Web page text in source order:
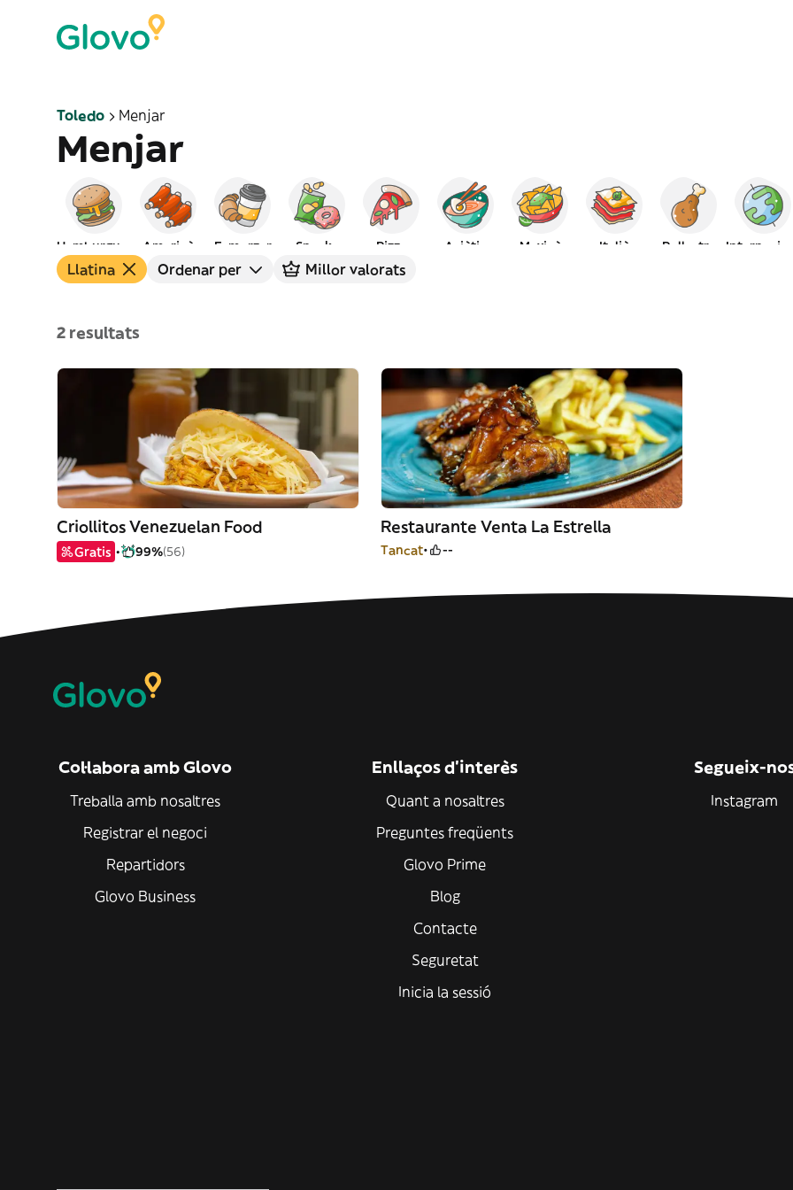
Toledo Menjar
Menjar
Americà Esmorzar Snacks Pizza Asiàtic Mexicà Italià Pollastre
Llatina Ordenar per Millor valorats
2 resultats
Criollitos Venezuelan Food
Gratis 99%(56)
Restaurante Venta La Estrella
Tancat --
Col·labora amb Glovo
Treballa amb nosaltres
Registrar el negoci
Repartidors
Glovo Business
Enllaços d'interès
Quant a nosaltres
Preguntes freqüents
Glovo Prime
Blog
Contacte
Seguretat
Inicia la sessió
Segueix-
Instagram